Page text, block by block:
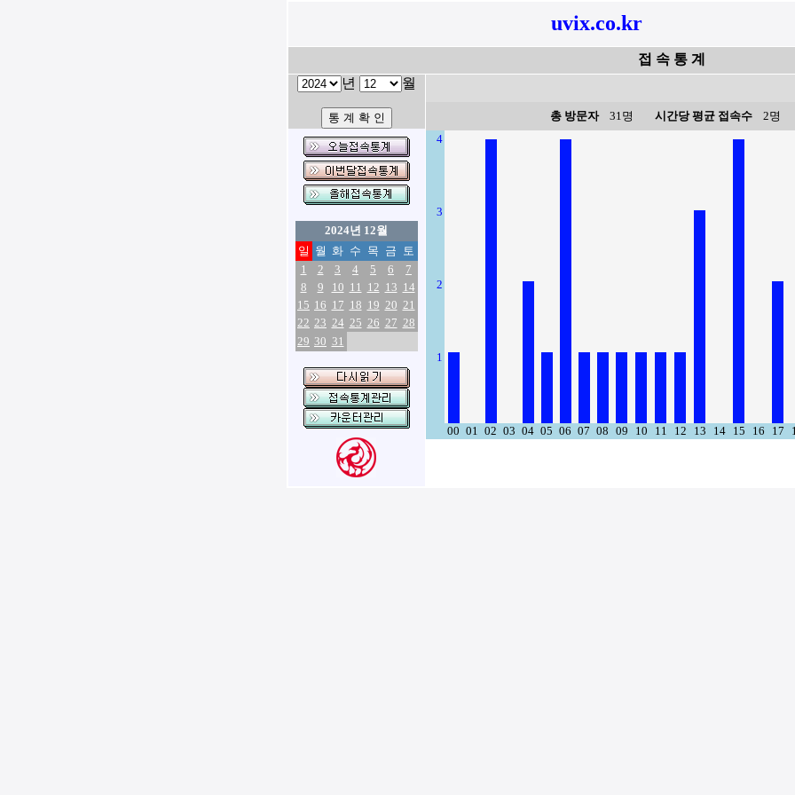
uvix.co.kr
접 속 통 계
년 월
2024년 12월
일 월 화 수 목 금 토
1
2 3 4 5 6
7
8
9 10 11 12 13 14
15 16 17 18 19 20 21
22 23 24 25 26 27 28
29 30 31
총 방문자31명 시간당 평균 접속수2명
4
3
2
1
00 01 02 03 04 05 06 07 08 09 10 11 12 13 14 15 16 17